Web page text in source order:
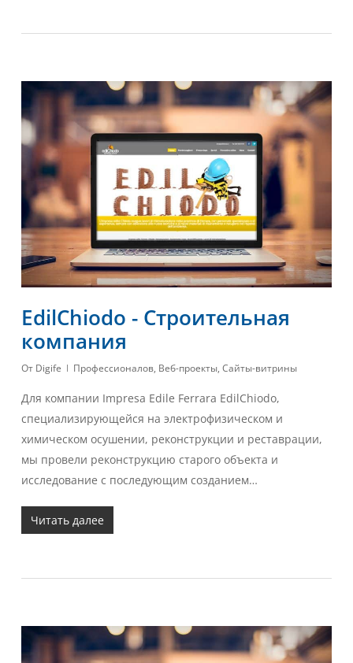
EdilChiodo - Строительная
компания
От Digife Профессионалов, Веб-проекты, Сайты-витрины
Для компании Impresa Edile Ferrara EdilChiodo,
специализирующейся на электрофизическом и
химическом осушении, реконструкции и реставрации,
мы провели реконструкцию старого объекта и
исследование с последующим созданием…
Читать далее